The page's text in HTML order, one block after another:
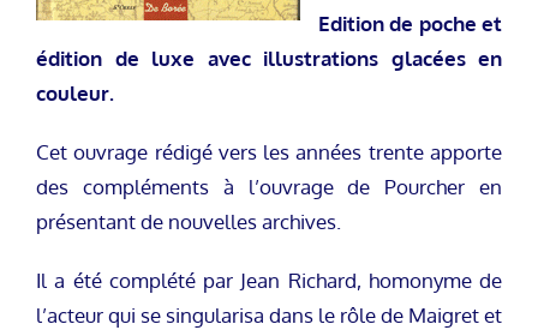
Edition de poche et
édition de luxe avec illustrations glacées en
couleur.
Cet ouvrage rédigé vers les années trente apporte
des compléments à l’ouvrage de Pourcher en
présentant de nouvelles archives.
Il a été complété par Jean Richard, homonyme de
l’acteur qui se singularisa dans le rôle de Maigret et